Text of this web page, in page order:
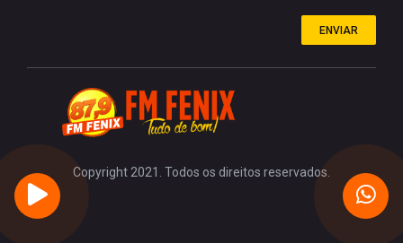
ENVIAR
Copyright 2021. Todos os direitos reservados.